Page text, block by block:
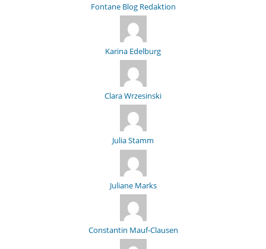
Fontane Blog Redaktion
Karina Edelburg
Clara Wrzesinski
Julia Stamm
Juliane Marks
Constantin Mauf-Clausen